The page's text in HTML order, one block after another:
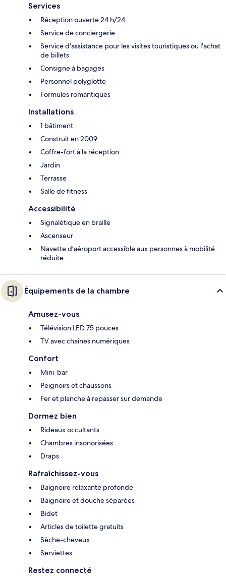
Services
Réception ouverte 24 h/24
Service de conciergerie
Service d'assistance pour les visites touristiques ou l'achat
de billets
Consigne à bagages
Personnel polyglotte
Formules romantiques
Installations
1 bâtiment
Construit en 2009
Coffre-fort à la réception
Jardin
Terrasse
Salle de fitness
Accessibilité
Signalétique en braille
Ascenseur
Navette d’aéroport accessible aux personnes à mobilité
réduite
Équipements de la chambre
Amusez-vous
Télévision LED 75 pouces
TV avec chaînes numériques
Confort
Mini-bar
Peignoirs et chaussons
Fer et planche à repasser sur demande
Dormez bien
Rideaux occultants
Chambres insonorisées
Draps
Rafraîchissez-vous
Baignoire relaxante profonde
Baignoire et douche séparées
Bidet
Articles de toilette gratuits
Sèche-cheveux
Serviettes
Restez connecté